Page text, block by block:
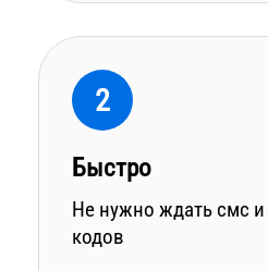
2
Быстро
Не нужно ждать смс и
кодов